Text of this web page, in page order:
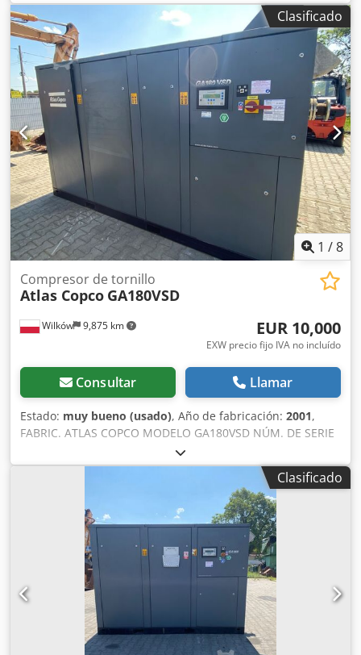
modelo ZT250FF. Incluye secador integrado. 250 kW
Cedpfxozmdrbs Abyerf 10 bares 42,31 m³/min Año de
fabricación: 2012 Horas de funcionamiento: 19.221
Clasificado
1 /8
Wilków 9,875 km
Compresor de tornillo
Atlas Copco GA180VSD
EUR 10,000
EXW precio fijo IVA no incluído
Consultar Llamar
Estado: muy bueno (usado), Año de fabricación: 2001,
FABRIC. ATLAS COPCO MODELO GA180VSD NÚM. DE SERIE
AIF072891 AÑO 2001 POTENCIA (kW) 181 CAUDAL (m³/min)
PRESIÓN (bar) 12,50 HORAS (FUNCIONAMIENTO/TOTAL)
85719 CON VARIADOR DE FRECUENCIA sí CON SECADOR
INTEGRADO no CON INTERCAMBIADOR no Crsdpfozq An
Nox Abysf REFRIGERADO (AIRE/AGUA) aire INSTALADO EN
EL TANQUE no DOCUMENTACIÓN no CONEXIÓN 2 1/2
NUEVO/USADO USADO
Clasificado